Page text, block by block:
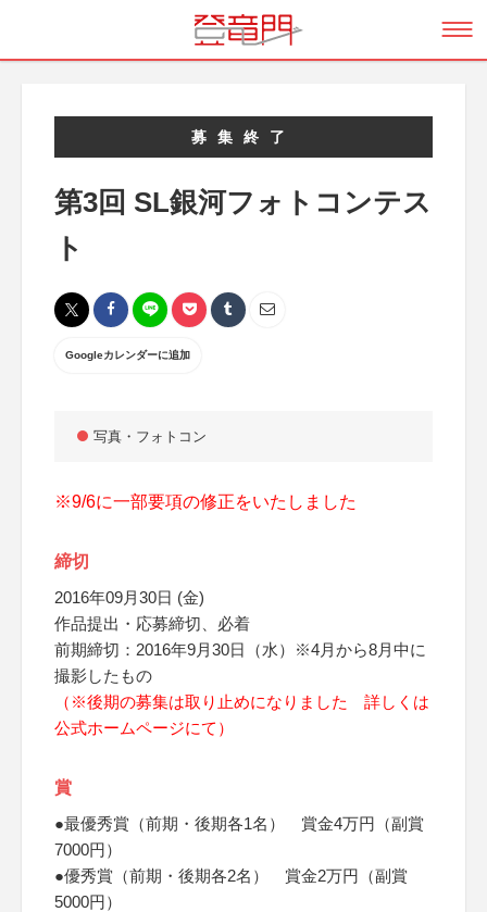
募集終了
第3回 SL銀河フォトコンテス
ト
Googleカレンダーに追加
写真・フォトコン
※9/6に一部要項の修正をいたしました
締切
2016年09月30日 (金)
作品提出・応募締切、必着
前期締切：2016年9月30日（水）※4月から8月中に
撮影したもの
（※後期の募集は取り止めになりました 詳しくは
公式ホームページにて）
賞
●最優秀賞（前期・後期各1名） 賞金4万円（副賞
7000円）
●優秀賞（前期・後期各2名） 賞金2万円（副賞
5000円）